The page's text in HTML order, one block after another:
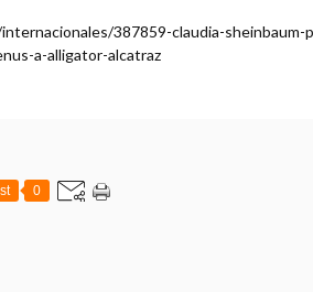
387859-claudia-sheinbaum-
a-alligator-alcatraz
0